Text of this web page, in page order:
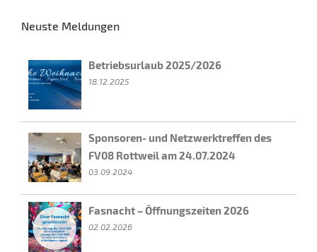
Neuste Meldungen
Betriebsurlaub 2025/2026
18.12.2025
Sponsoren- und Netzwerktreffen des
FV08 Rottweil am 24.07.2024
03.09.2024
Fasnacht – Öffnungszeiten 2026
02.02.2026